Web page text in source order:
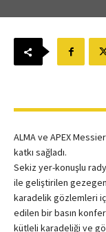
ALMA ve APEX
katkı sağladı.
Sekiz yer-konuşlu
ile geliştirilen
karadelik gözlemleri
edilen bir basın
kütleli karadeliği ve